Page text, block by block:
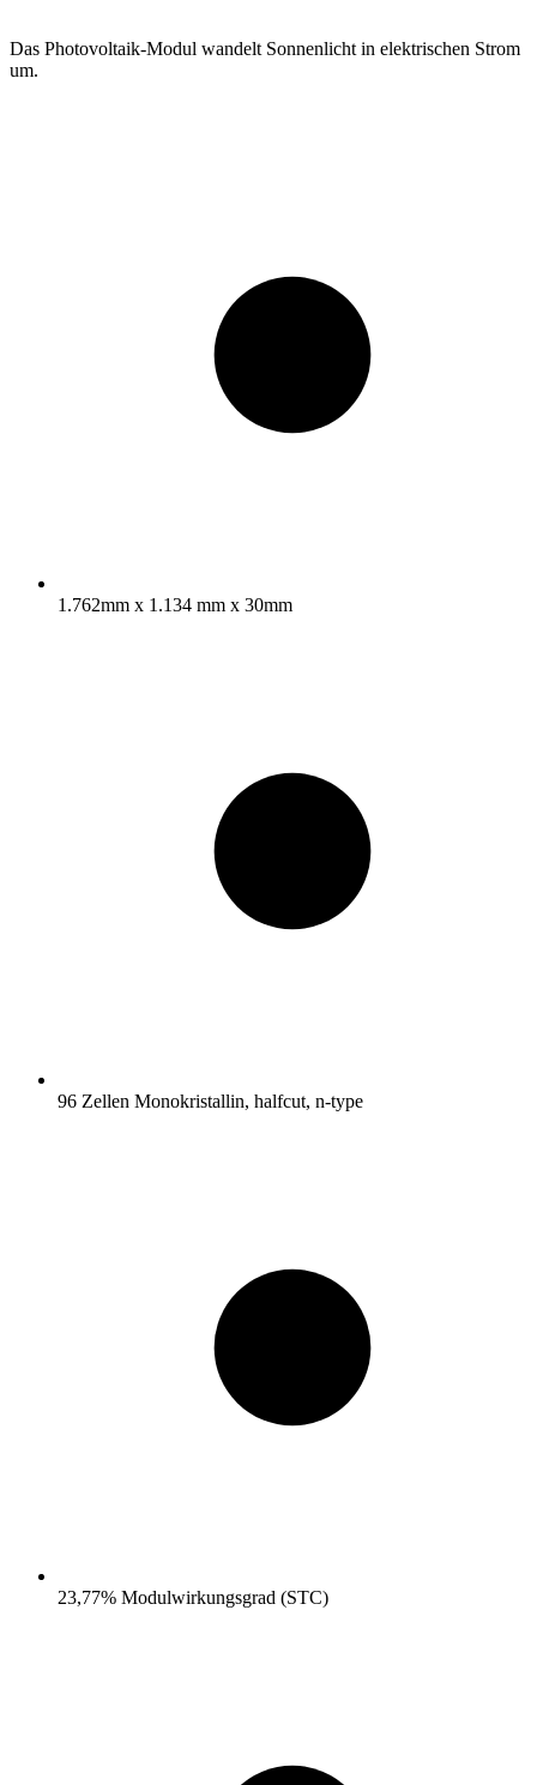
Das Photovoltaik-Modul wandelt Sonnenlicht in elektrischen Strom
um.
1.762mm x 1.134 mm x 30mm
96 Zellen Monokristallin, halfcut, n-type
23,77% Modulwirkungsgrad (STC)